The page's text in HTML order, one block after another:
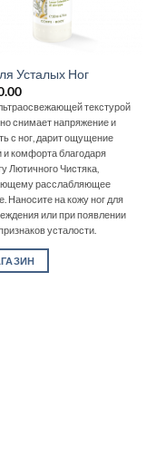
Усталых Ног
текстурой
снимает напряжение и
с ног, дарит ощущение
и комфорта благодаря
Лютичного Чистяка,
расслабляющее
Наносите на кожу ног для
или при появлении
усталости.